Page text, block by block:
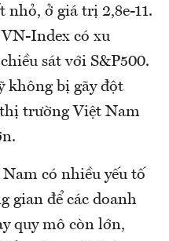
nhỏ, ở giá trị 2,8e-11.
Index có xu
sát với S&P500.
không bị gãy đột
trường Việt Nam
có nhiều yếu tố
gian để các doanh
quy mô còn lớn,